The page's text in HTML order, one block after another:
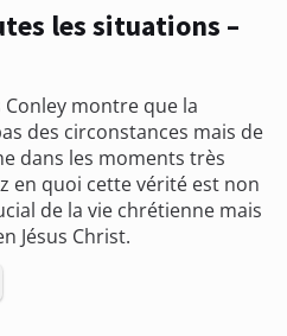
les situations –
Conley montre que la
des circonstances mais de
dans les moments très
en quoi cette vérité est non
de la vie chrétienne mais
Jésus Christ.